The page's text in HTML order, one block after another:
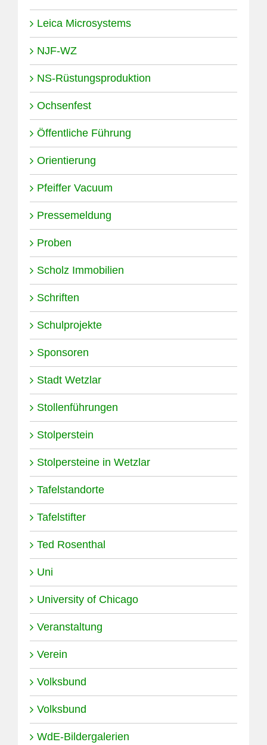
Leica Microsystems
NJF-WZ
NS-Rüstungsproduktion
Ochsenfest
Öffentliche Führung
Orientierung
Pfeiffer Vacuum
Pressemeldung
Proben
Scholz Immobilien
Schriften
Schulprojekte
Sponsoren
Stadt Wetzlar
Stollenführungen
Stolperstein
Stolpersteine in Wetzlar
Tafelstandorte
Tafelstifter
Ted Rosenthal
Uni
University of Chicago
Veranstaltung
Verein
Volksbund
Volksbund
WdE-Bildergalerien